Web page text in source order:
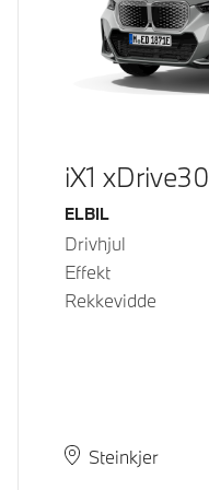
iX1 xDrive30
Drivstoff
ELBIL
Drivhjul
Effekt
Rekkevidde
PlassSteinkjer
Leveringstid